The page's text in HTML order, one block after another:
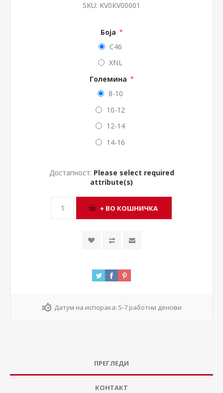
SKU: KV0KV00001
Боја *
C46
XNL
Големина *
8-10
10-12
12-14
14-16
Достапност: Please select required
attribute(s)
Датум на испорака: 5-7 работни денови
ПРЕГЛЕДИ
КОНТАКТ